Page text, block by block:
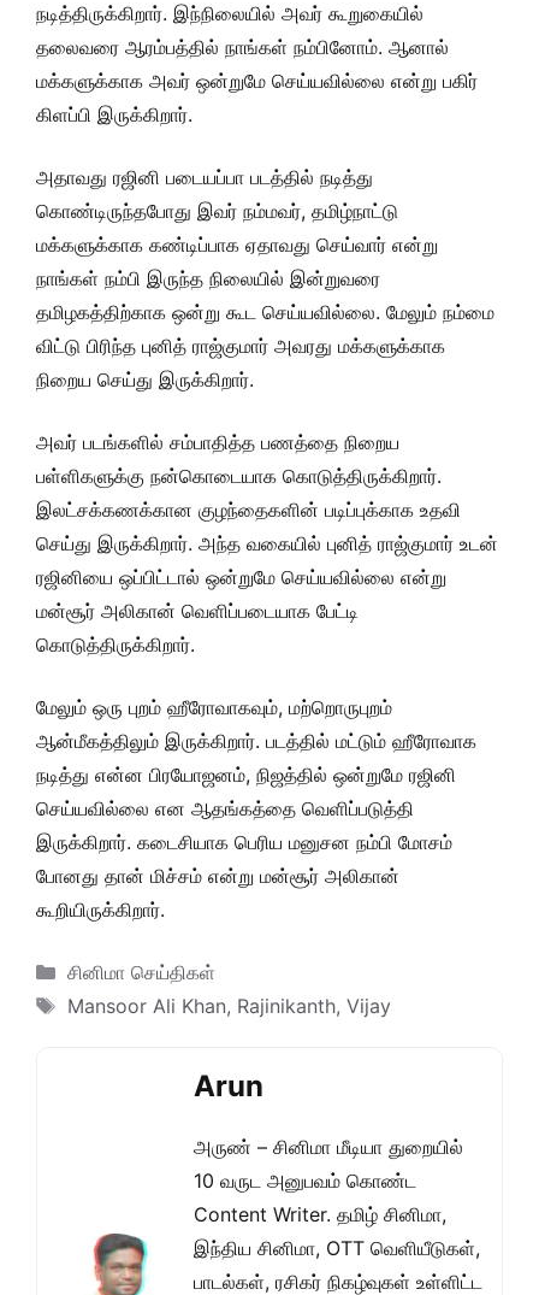
நடித்திருக்கிறார். இந்நிலையில் அவர் கூறுகையில்
தலைவரை ஆரம்பத்தில் நாங்கள் நம்பினோம். ஆனால்
மக்களுக்காக அவர் ஒன்றுமே செய்யவில்லை என்று பகிர்
கிளப்பி இருக்கிறார்.
அதாவது ரஜினி படையப்பா படத்தில் நடித்து
கொண்டிருந்தபோது இவர் நம்மவர், தமிழ்நாட்டு
மக்களுக்காக கண்டிப்பாக ஏதாவது செய்வார் என்று
நாங்கள் நம்பி இருந்த நிலையில் இன்றுவரை
தமிழகத்திற்காக ஒன்று கூட செய்யவில்லை. மேலும் நம்மை
விட்டு பிரிந்த புனித் ராஜ்குமார் அவரது மக்களுக்காக
நிறைய செய்து இருக்கிறார்.
அவர் படங்களில் சம்பாதித்த பணத்தை நிறைய
பள்ளிகளுக்கு நன்கொடையாக கொடுத்திருக்கிறார்.
இலட்சக்கணக்கான குழந்தைகளின் படிப்புக்காக உதவி
செய்து இருக்கிறார். அந்த வகையில் புனித் ராஜ்குமார் உடன்
ரஜினியை ஒப்பிட்டால் ஒன்றுமே செய்யவில்லை என்று
மன்சூர் அலிகான் வெளிப்படையாக பேட்டி
கொடுத்திருக்கிறார்.
மேலும் ஒரு புறம் ஹீரோவாகவும், மற்றொருபுறம்
ஆன்மீகத்திலும் இருக்கிறார். படத்தில் மட்டும் ஹீரோவாக
நடித்து என்ன பிரயோஜனம், நிஜத்தில் ஒன்றுமே ரஜினி
செய்யவில்லை என ஆதங்கத்தை வெளிப்படுத்தி
இருக்கிறார். கடைசியாக பெரிய மனுசன நம்பி மோசம்
போனது தான் மிச்சம் என்று மன்சூர் அலிகான்
கூறியிருக்கிறார்.
Categories
சினிமா செய்திகள்
Tags
Mansoor Ali Khan, Rajinikanth, Vijay
Arun
அருண் – சினிமா மீடியா துறையில்
10 வருட அனுபவம் கொண்ட
Content Writer. தமிழ் சினிமா,
இந்திய சினிமா, OTT வெளியீடுகள்,
பாடல்கள், ரசிகர் நிகழ்வுகள் உள்ளிட்ட